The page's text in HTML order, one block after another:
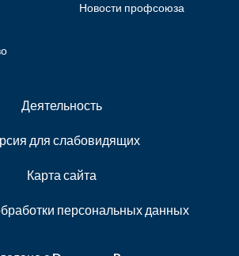
Новости профсоюза
Деятельность
для слабовидящих
Карта сайта
персональных данных